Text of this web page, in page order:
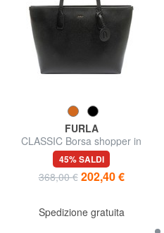
FURLA
CLASSIC Borsa shopper in
pelle stampa andromeda
45% SALDI
368,00 € 202,40 €
Spedizione gratuita